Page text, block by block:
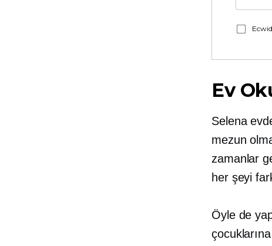
Ev
Selena
mezun
zamanlar
her şeyi
Öyle de